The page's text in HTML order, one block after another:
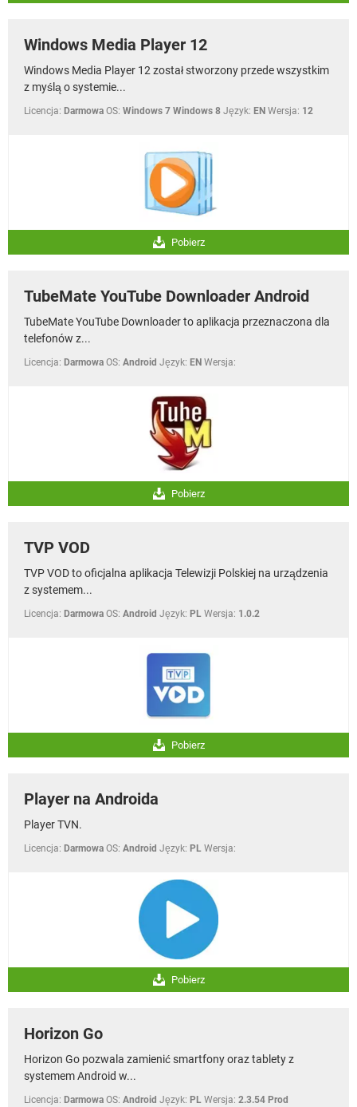
Windows Media Player 12
Windows Media Player 12 został stworzony przede wszystkim
z myślą o systemie...
Licencja: Darmowa OS: Windows 7 Windows 8 Język: EN Wersja: 12
Pobierz
TubeMate YouTube Downloader Android
TubeMate YouTube Downloader to aplikacja przeznaczona dla
telefonów z...
Licencja: Darmowa OS: Android Język: EN Wersja:
Pobierz
TVP VOD
TVP VOD to oficjalna aplikacja Telewizji Polskiej na urządzenia
z systemem...
Licencja: Darmowa OS: Android Język: PL Wersja: 1.0.2
Pobierz
Player na Androida
Player TVN.
Licencja: Darmowa OS: Android Język: PL Wersja:
Pobierz
Horizon Go
Horizon Go pozwala zamienić smartfony oraz tablety z
systemem Android w...
Licencja: Darmowa OS: Android Język: PL Wersja: 2.3.54 Prod